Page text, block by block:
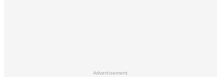
Advertisement